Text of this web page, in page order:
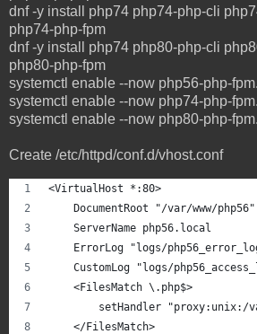
dnf -y install php74 php74-php-cli
php74-php-fpm
dnf -y install php74 php80-php-cli
php80-php-fpm
systemctl enable --now php56-php-
systemctl enable --now php74-php-
systemctl enable --now php80-php-
Create /etc/httpd/conf.d/vhost.conf
<VirtualHost *:80>
    DocumentRoot "/var/www/php56"
    ServerName php56.local
ErrorLog "logs/
CustomLog "logs/
    <FilesMatch \.php$>
setHandler "proxy:unix:/
    </FilesMatch>